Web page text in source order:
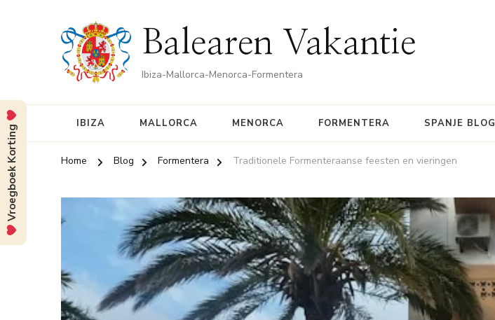
Balearen Vakantie
Ibiza-Mallorca-Menorca-Formentera
IBIZA MALLORCA MENORCA FORMENTERA SPANJE BLOG
Home Blog Formentera Traditionele Formenteraanse feesten en vieringen
Vroegboek Korting